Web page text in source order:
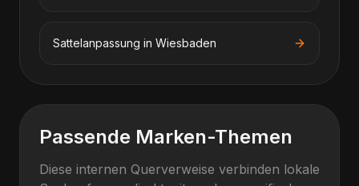
Sattelanpassung in Wiesbaden
Passende Marken-Themen
Diese internen Querverweise verbinden lokale